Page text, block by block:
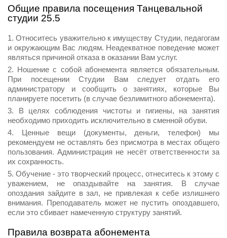
Общие правила посещения Танцевальной
студии 25.5
Относитесь уважительно к имуществу Студии, педагогам
и окружающим Вас людям. Неадекватное поведение может
являться причиной отказа в оказании Вам услуг.
Ношение с собой абонемента является обязательным.
При посещении Студии Вам следует отдать его
администратору и сообщить о занятиях, которые Вы
планируете посетить (в случае безлимитного абонемента).
В целях соблюдения чистоты и гигиены, на занятия
необходимо приходить исключительно в сменной обуви.
Ценные вещи (документы, деньги, телефон) мы
рекомендуем не оставлять без присмотра в местах общего
пользования. Администрация не несёт ответственности за
их сохранность.
Обучение - это творческий процесс, отнеситесь к этому с
уважением, не опаздывайте на занятия. В случае
опоздания зайдите в зал, не привлекая к себе излишнего
внимания. Преподаватель может не пустить опоздавшего,
если это сбивает намеченную структуру занятий.
Правила возврата абонемента